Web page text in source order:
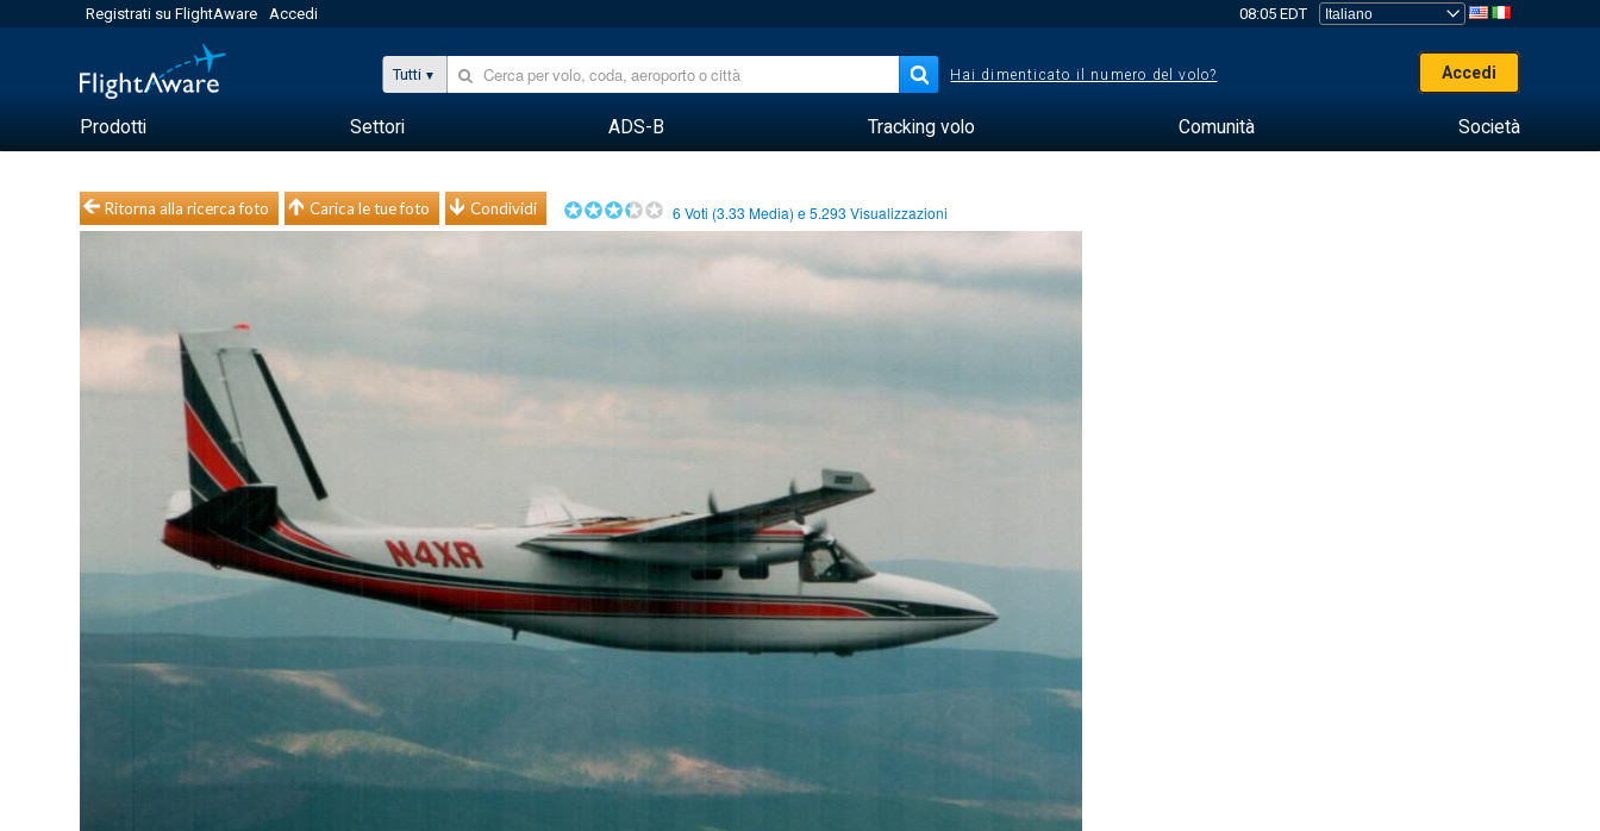
Registrati su FlightAware Accedi 08:05 EDT
Tutti Hai dimenticato il numero del volo? Accedi
Prodotti Settori ADS-B Tracking volo Comunità Società
Ritorna alla ricerca foto Carica le tue foto Condividi 6 Voti (3.33 Media) e5.293 Visualizzazioni